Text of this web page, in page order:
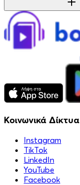
Κοινωνικά Δίκτυα
Instagram
TikTok
LinkedIn
YouTube
Facebook